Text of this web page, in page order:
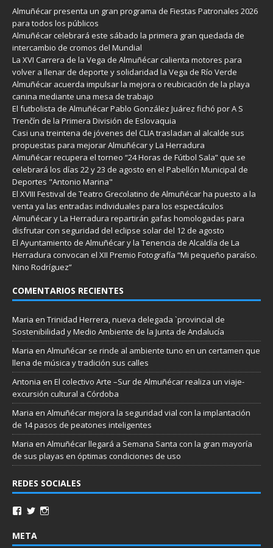
Almuñécar presenta un gran programa de Fiestas Patronales 2026
para todos los públicos
Almuñécar celebrará este sábado la primera gran quedada de
intercambio de cromos del Mundial
La XVI Carrera de la Vega de Almuñécar calienta motores para
volver a llenar de deporte y solidaridad la Vega de Río Verde
Almuñécar acuerda impulsar la mejora o reubicación de la playa
canina mediante una mesa de trabajo
El futbolista de Almuñécar Pablo González Juárez fichó por A S
Trenčín de la Primera División de Eslovaquia
Casi una treintena de jóvenes del CLIA trasladan al alcalde sus
propuestas para mejorar Almuñécar y La Herradura
Almuñécar recupera el torneo “24 Horas de Fútbol Sala” que se
celebrará los días 22 y 23 de agosto en el Pabellón Municipal de
Deportes "Antonio Marina"
El XVIII Festival de Teatro Grecolatino de Almuñécar ha puesto a la
venta ya las entradas individuales para los espectáculos
Almuñécar y La Herradura repartirán gafas homologadas para
disfrutar con seguridad del eclipse solar del 12 de agosto
El Ayuntamiento de Almuñécar y la Tenencia de Alcaldía de La
Herradura convocan el XII Premio Fotografía “Mi pequeño paraíso.
Nino Rodríguez”
COMENTARIOS RECIENTES
Maria en Trinidad Herrera, nueva delegada `provincial de
Sostenibilidad y Medio Ambiente de la Junta de Andalucía
Maria en Almuñécar se rinde al ambiente tuno en un certamen que
llena de música y tradición sus calles
Antonia en El colectivo Arte –Sur de Almuñécar realiza un viaje-
excursión cultural a Córdoba
Maria en Almuñécar mejora la seguridad vial con la implantación
de 14 pasos de peatones inteligentes
Maria en Almuñécar llegará a Semana Santa con la gran mayoría
de sus playas en óptimas condiciones de uso
REDES SOCIALES
META